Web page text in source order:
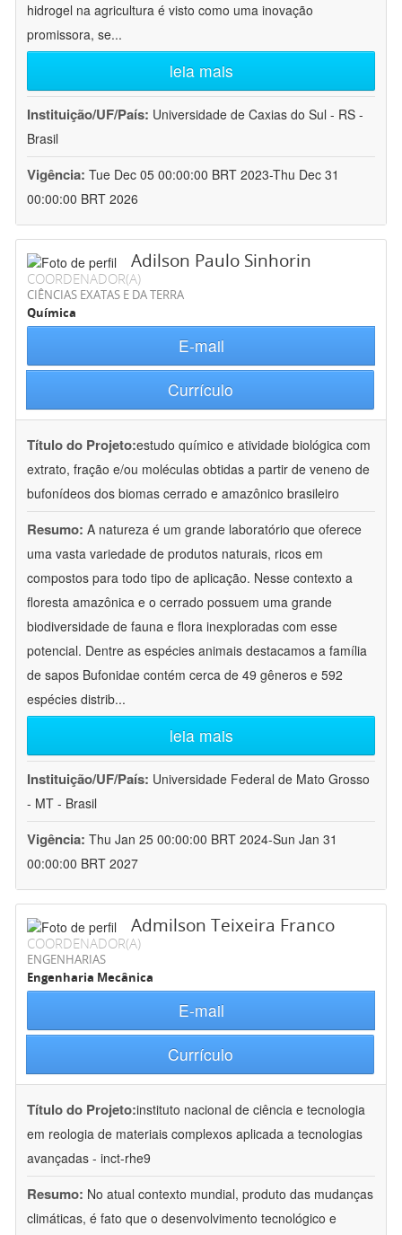
hidrogel na agricultura é visto como uma inovação
promissora, se...
leia mais
Instituição/UF/País: Universidade de Caxias do Sul - RS -
Brasil
Vigência: Tue Dec 05 00:00:00 BRT 2023-Thu Dec 31
00:00:00 BRT 2026
Adilson Paulo Sinhorin
COORDENADOR(A)
CIÊNCIAS EXATAS E DA TERRA
Química
E-mail
Currículo
Título do Projeto:estudo químico e atividade biológica com
extrato, fração e/ou moléculas obtidas a partir de veneno de
bufonídeos dos biomas cerrado e amazônico brasileiro
Resumo: A natureza é um grande laboratório que oferece
uma vasta variedade de produtos naturais, ricos em
compostos para todo tipo de aplicação. Nesse contexto a
floresta amazônica e o cerrado possuem uma grande
biodiversidade de fauna e flora inexploradas com esse
potencial. Dentre as espécies animais destacamos a família
de sapos Bufonidae contém cerca de 49 gêneros e 592
espécies distrib...
leia mais
Instituição/UF/País: Universidade Federal de Mato Grosso
- MT - Brasil
Vigência: Thu Jan 25 00:00:00 BRT 2024-Sun Jan 31
00:00:00 BRT 2027
Admilson Teixeira Franco
COORDENADOR(A)
ENGENHARIAS
Engenharia Mecânica
E-mail
Currículo
Título do Projeto:instituto nacional de ciência e tecnologia
em reologia de materiais complexos aplicada a tecnologias
avançadas - inct-rhe9
Resumo: No atual contexto mundial, produto das mudanças
climáticas, é fato que o desenvolvimento tecnológico e